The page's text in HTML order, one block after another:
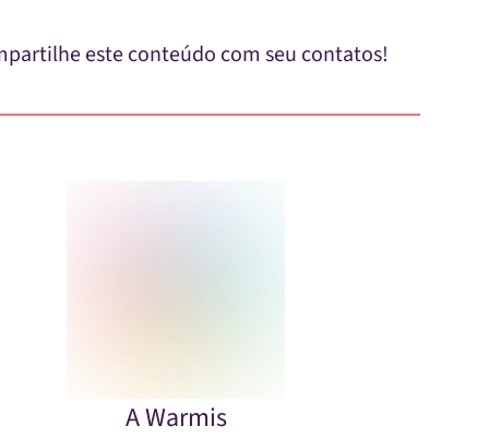
este conteúdo com seu contatos!
A Warmis